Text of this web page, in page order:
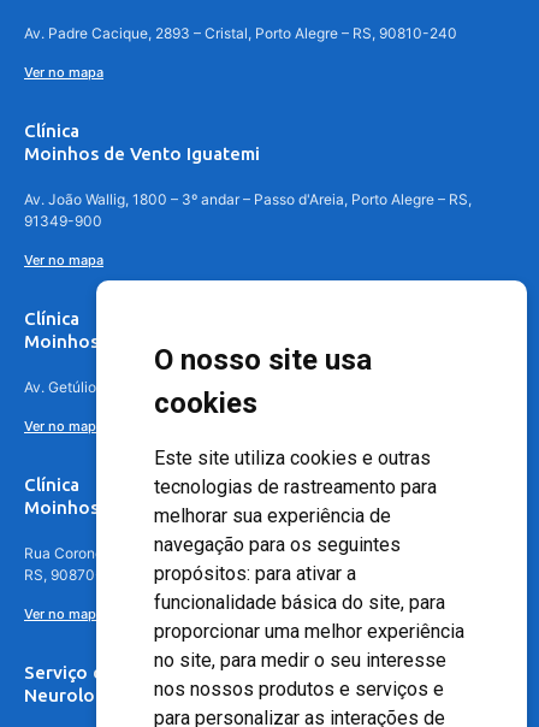
O nosso site usa
cookies
Este site utiliza cookies e outras
tecnologias de rastreamento para
melhorar sua experiência de
navegação para os seguintes
propósitos: para ativar a
funcionalidade básica do site, para
proporcionar uma melhor experiência
no site, para medir o seu interesse
nos nossos produtos e serviços e
para personalizar as interações de
Av. Padre Cacique, 2893 – Cristal, Porto Alegre – RS, 90810-240
Ver no mapa
Clínica
Moinhos de Vento Iguatemi
Av. João Wallig, 1800 – 3º andar – Passo d'Areia, Porto Alegre – RS,
91349-900
Ver no mapa
Clínica
Moinhos de Vento Canoas
Av. Getúlio Vargas, 4841 – Centro, Canoas – RS, 92010-010
Ver no mapa
Clínica
Moinhos de Vento - Teresópolis
Rua Coronel Aparício Borges, 250 - 3º andar - Teresópolis, Porto Alegre -
RS, 90870-016
Ver no mapa
Serviço de
Neurologia